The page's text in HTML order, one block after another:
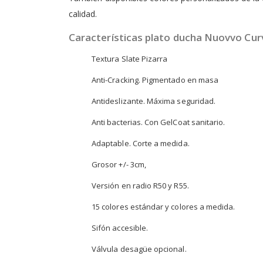
calidad.
Características plato ducha Nuovvo
Textura Slate Pizarra
Anti-Cracking. Pigmentado en masa
Antideslizante. Máxima seguridad.
Anti bacterias. Con GelCoat sanitario.
Adaptable. Corte a medida.
Grosor +/- 3cm,
Versión en radio R50 y R55.
15 colores estándar y colores a medida.
Sifón accesible.
Válvula desagüe opcional.